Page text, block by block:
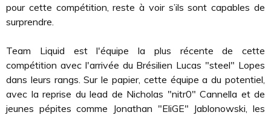
pour cette compétition, reste à voir s’ils sont capables de
surprendre.
Team Liquid est l'équipe la plus récente de cette
compétition avec l'arrivée du Brésilien Lucas "steel" Lopes
dans leurs rangs. Sur le papier, cette équipe a du potentiel,
avec la reprise du lead de Nicholas "nitr0" Cannella et de
jeunes pépites comme Jonathan "EliGE" Jablonowski, les